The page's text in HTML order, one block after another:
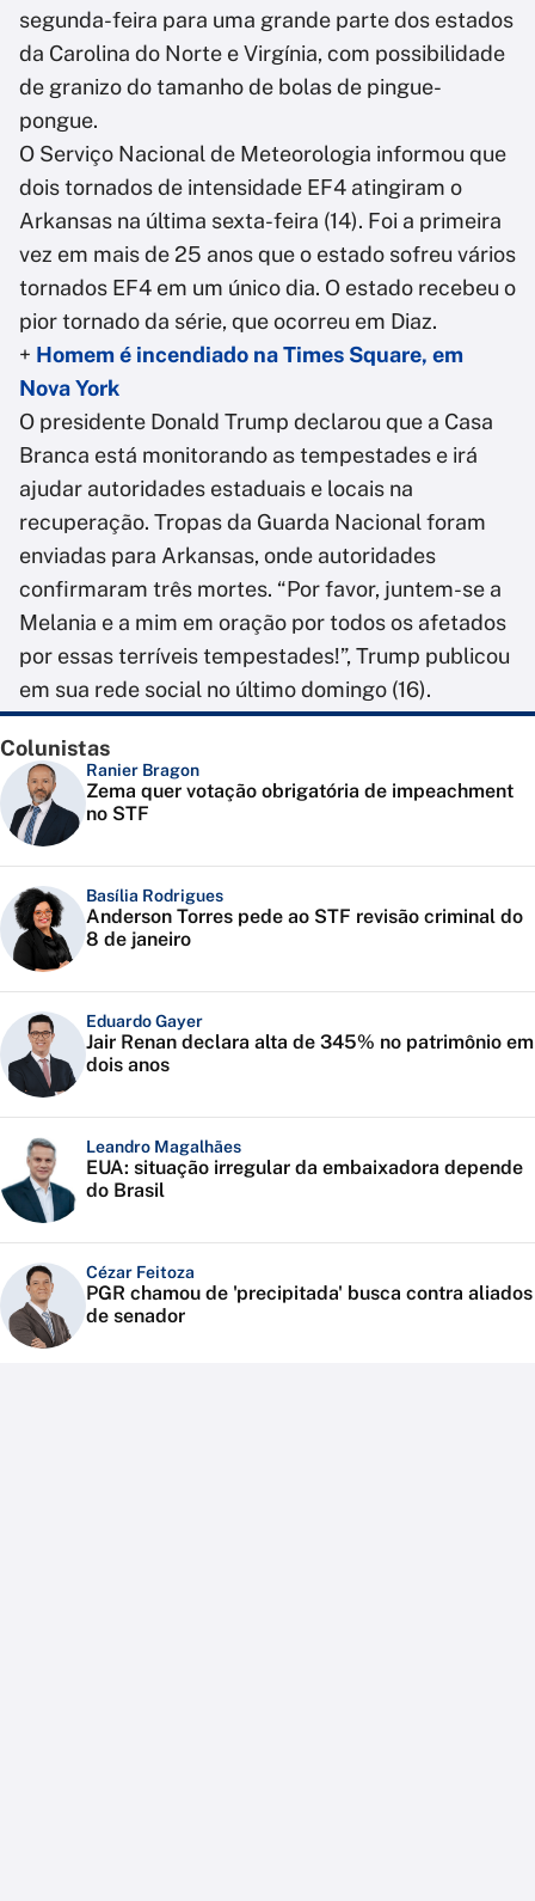
segunda-feira para uma grande parte dos estados
da Carolina do Norte e Virgínia, com possibilidade
de granizo do tamanho de bolas de pingue-
pongue.
O Serviço Nacional de Meteorologia informou que
dois tornados de intensidade EF4 atingiram o
Arkansas na última sexta-feira (14). Foi a primeira
vez em mais de 25 anos que o estado sofreu vários
tornados EF4 em um único dia. O estado recebeu o
pior tornado da série, que ocorreu em Diaz.
+ Homem é incendiado na Times Square, em
Nova York
O presidente Donald Trump declarou que a Casa
Branca está monitorando as tempestades e irá
ajudar autoridades estaduais e locais na
recuperação. Tropas da Guarda Nacional foram
enviadas para Arkansas, onde autoridades
confirmaram três mortes. “Por favor, juntem-se a
Melania e a mim em oração por todos os afetados
por essas terríveis tempestades!”, Trump publicou
em sua rede social no último domingo (16).
Colunistas
Ranier Bragon
Zema quer votação obrigatória de impeachment
no STF
Basília Rodrigues
Anderson Torres pede ao STF revisão criminal do
8 de janeiro
Eduardo Gayer
Jair Renan declara alta de 345% no patrimônio em
dois anos
Leandro Magalhães
EUA: situação irregular da embaixadora depende
do Brasil
Cézar Feitoza
PGR chamou de 'precipitada' busca contra aliados
de senador